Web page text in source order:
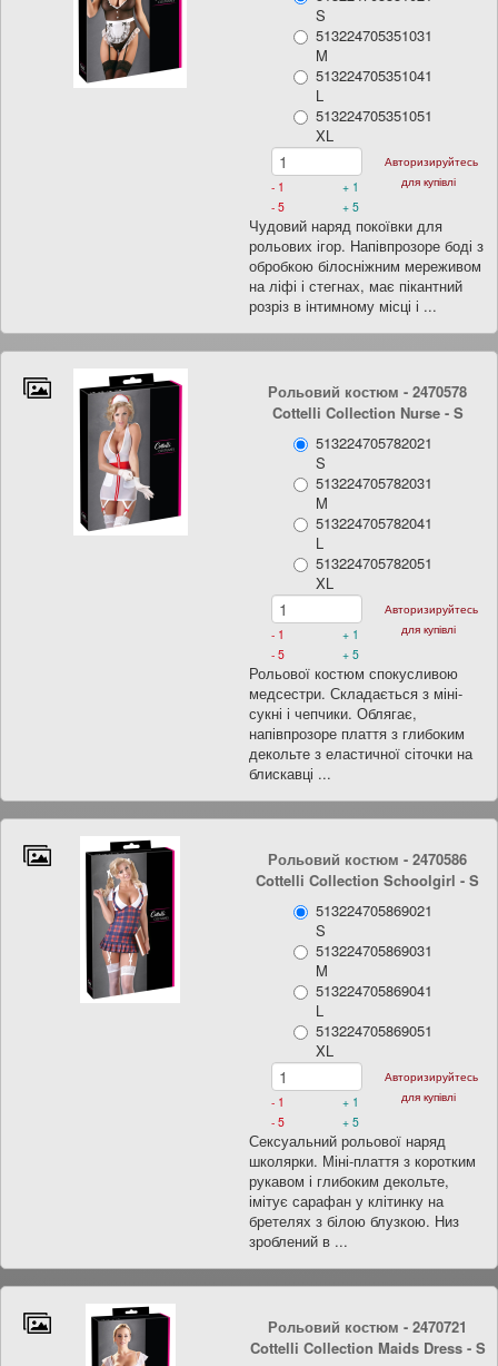
S
513224705351031
M
513224705351041
L
513224705351051
XL
+ 1
- 1
- 5
+ 5
Авторизируйтесь
для купівлі
Чудовий наряд покоївки для
рольових ігор. Напівпрозоре боді з
обробкою білосніжним мереживом
на ліфі і стегнах, має пікантний
розріз в інтимному місці і ...
Рольовий костюм - 2470578
Cottelli Collection Nurse- S
513224705782021
S
513224705782031
M
513224705782041
L
513224705782051
XL
+ 1
- 1
- 5
+ 5
Авторизируйтесь
для купівлі
Рольової костюм спокусливою
медсестри. Складається з міні-
сукні і чепчики. Облягає,
напівпрозоре плаття з глибоким
декольте з еластичної сіточки на
блискавці ...
Рольовий костюм - 2470586
Cottelli Collection Schoolgirl - S
513224705869021
S
513224705869031
M
513224705869041
L
513224705869051
XL
+ 1
- 1
- 5
+ 5
Авторизируйтесь
для купівлі
Сексуальний рольової наряд
школярки. Міні-плаття з коротким
рукавом і глибоким декольте,
імітує сарафан у клітинку на
бретелях з білою блузкою. Низ
зроблений в ...
Рольовий костюм - 2470721
Cottelli Collection Maids Dress- S